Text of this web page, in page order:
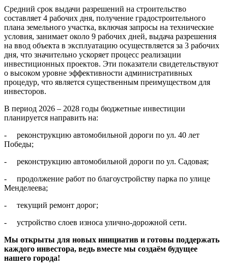
Средний срок выдачи разрешений на строительство
составляет 4 рабочих дня, получение градостроительного
плана земельного участка, включая запросы на технические
условия, занимает около 9 рабочих дней, выдача разрешения
на ввод объекта в эксплуатацию осуществляется за 3 рабочих
дня, что значительно ускоряет процесс реализации
инвестиционных проектов. Эти показатели свидетельствуют
о высоком уровне эффективности административных
процедур, что является существенным преимуществом для
инвесторов.
В период 2026 – 2028 годы бюджетные инвестиции
планируется направить на:
- реконструкцию автомобильной дороги по ул. 40 лет
Победы;
- реконструкцию автомобильной дороги по ул. Садовая;
- продолжение работ по благоустройству парка по улице
Менделеева;
- текущий ремонт дорог;
- устройство слоев износа улично-дорожной сети.
Мы открыты для новых инициатив и готовы поддержать
каждого инвестора, ведь вместе мы создаём будущее
нашего города!